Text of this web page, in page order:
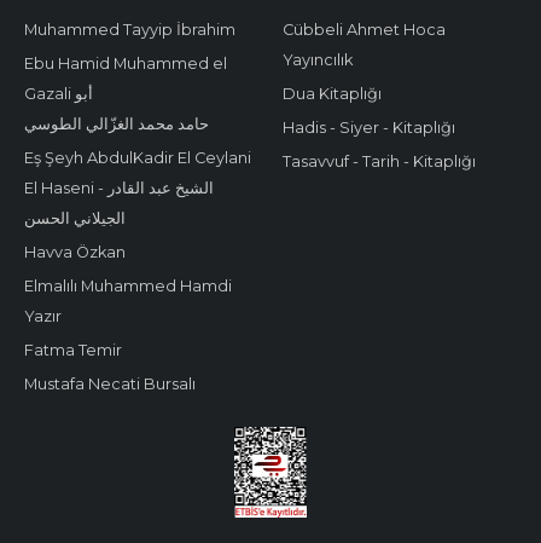
Muhammed Tayyip İbrahim
Ebu Hamid Muhammed el
Gazali أبو
حامد محمد الغزّالي الطوسي
Eş Şeyh AbdulKadir El Ceylani
El Haseni - الشيخ عبد القادر
الجيلاني الحسن
Havva Özkan
Elmalılı Muhammed Hamdi
Yazır
Fatma Temir
Mustafa Necati Bursalı
Cübbeli Ahmet Hoca
Yayıncılık
Dua Kitaplığı
Hadis - Siyer - Kitaplığı
Tasavvuf - Tarih - Kitaplığı